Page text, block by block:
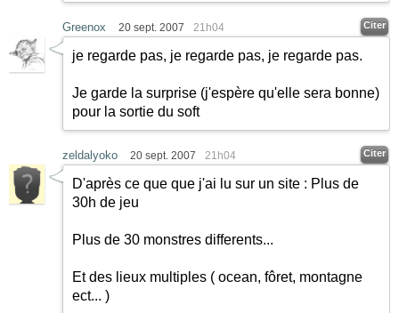
Greenox 20 sept. 2007 21h04 Citer
je regarde pas, je regarde pas, je regarde pas.
Je garde la surprise (j'espère qu'elle sera bonne)
pour la sortie du soft
zeldalyoko 20 sept. 2007 21h04 Citer
D'après ce que que j'ai lu sur un site : Plus de
30h de jeu
Plus de 30 monstres differents...
Et des lieux multiples ( ocean, fôret, montagne
ect... )